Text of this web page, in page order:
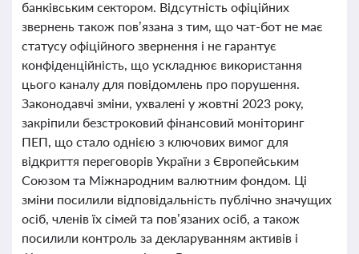
банківським сектором. Відсутність офіційних
звернень також пов’язана з тим, що чат-бот не має
статусу офіційного звернення і не гарантує
конфіденційність, що ускладнює використання
цього каналу для повідомлень про порушення.
Законодавчі зміни, ухвалені у жовтні 2023 року,
закріпили безстроковий фінансовий моніторинг
ПЕП, що стало однією з ключових вимог для
відкриття переговорів України з Європейським
Союзом та Міжнародним валютним фондом. Ці
зміни посилили відповідальність публічно значущих
осіб, членів їх сімей та пов’язаних осіб, а також
посилили контроль за декларуванням активів і